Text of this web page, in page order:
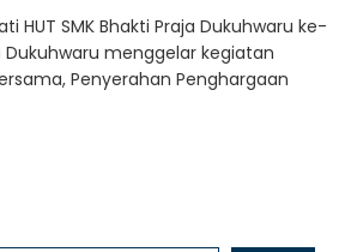
HUT SMK Bhakti Praja Dukuhwaru ke-
Dukuhwaru menggelar kegiatan
Penyerahan Penghargaan